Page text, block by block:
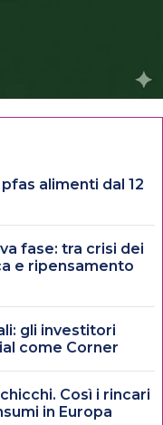
alimenti dal 12
fase: tra crisi dei
e ripensamento
gli investitori
come Corner
Così i rincari
in Europa